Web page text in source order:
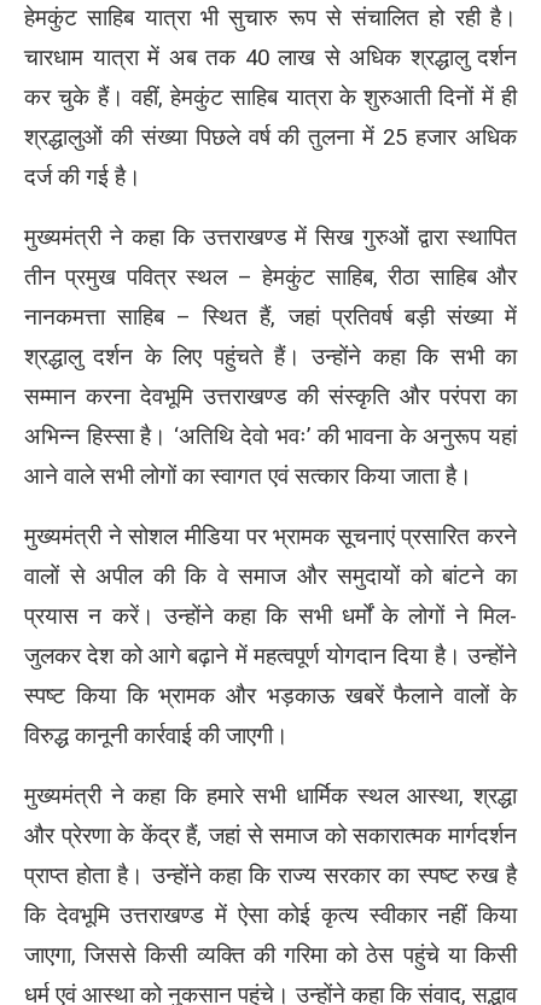
हेमकुंट साहिब यात्रा भी सुचारु रूप से संचालित हो रही है।
चारधाम यात्रा में अब तक 40 लाख से अधिक श्रद्धालु दर्शन
कर चुके हैं। वहीं, हेमकुंट साहिब यात्रा के शुरुआती दिनों में ही
श्रद्धालुओं की संख्या पिछले वर्ष की तुलना में 25 हजार अधिक
दर्ज की गई है।
मुख्यमंत्री ने कहा कि उत्तराखण्ड में सिख गुरुओं द्वारा स्थापित
तीन प्रमुख पवित्र स्थल – हेमकुंट साहिब, रीठा साहिब और
नानकमत्ता साहिब – स्थित हैं, जहां प्रतिवर्ष बड़ी संख्या में
श्रद्धालु दर्शन के लिए पहुंचते हैं। उन्होंने कहा कि सभी का
सम्मान करना देवभूमि उत्तराखण्ड की संस्कृति और परंपरा का
अभिन्न हिस्सा है। ‘अतिथि देवो भवः’ की भावना के अनुरूप यहां
आने वाले सभी लोगों का स्वागत एवं सत्कार किया जाता है।
मुख्यमंत्री ने सोशल मीडिया पर भ्रामक सूचनाएं प्रसारित करने
वालों से अपील की कि वे समाज और समुदायों को बांटने का
प्रयास न करें। उन्होंने कहा कि सभी धर्मों के लोगों ने मिल-
जुलकर देश को आगे बढ़ाने में महत्वपूर्ण योगदान दिया है। उन्होंने
स्पष्ट किया कि भ्रामक और भड़काऊ खबरें फैलाने वालों के
विरुद्ध कानूनी कार्रवाई की जाएगी।
मुख्यमंत्री ने कहा कि हमारे सभी धार्मिक स्थल आस्था, श्रद्धा
और प्रेरणा के केंद्र हैं, जहां से समाज को सकारात्मक मार्गदर्शन
प्राप्त होता है। उन्होंने कहा कि राज्य सरकार का स्पष्ट रुख है
कि देवभूमि उत्तराखण्ड में ऐसा कोई कृत्य स्वीकार नहीं किया
जाएगा, जिससे किसी व्यक्ति की गरिमा को ठेस पहुंचे या किसी
धर्म एवं आस्था को नुकसान पहुंचे। उन्होंने कहा कि संवाद, सद्भाव